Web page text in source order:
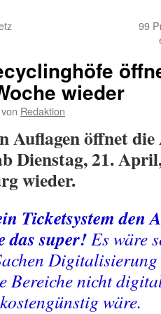
99
wieder
von Redaktion
Auflagen öffnet
Dienstag, 21.
wieder.
Ticketsystem den
das super!Es wäre
Bereiche nicht
wäre.